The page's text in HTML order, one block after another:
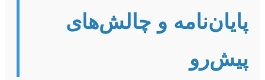
پایان‌نامه و چالش‌های
پیش‌رو